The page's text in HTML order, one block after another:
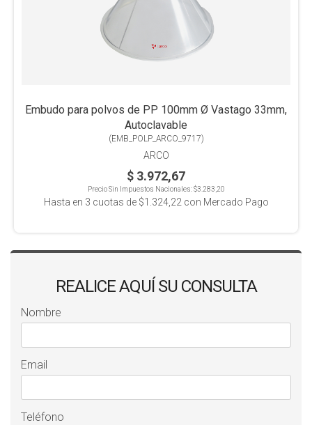
Embudo para polvos de PP 100mm Ø Vastago 33mm,
Autoclavable
(EMB_POLP_ARCO_9717)
ARCO
$ 3.972,67
Precio Sin Impuestos Nacionales:$3.283,20
Hasta en 3 cuotas de $1.324,22con Mercado Pago
REALICE AQUÍ SU CONSULTA
Nombre
Email
Teléfono